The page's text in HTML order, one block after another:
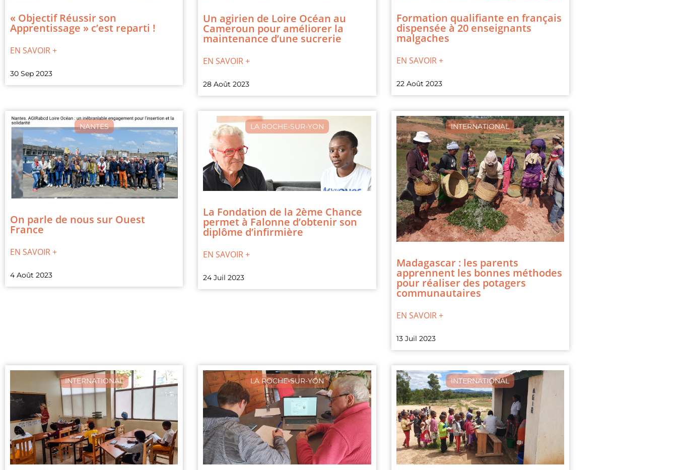
« Objectif Réussir son
Apprentissage » c’est reparti !
EN SAVOIR +
30 Sep 2023
Un agirien de Loire Océan au
Cameroun pour améliorer la
maintenance d’une sucrerie
EN SAVOIR +
28 Août 2023
Formation qualifiante en français
dispensée à 20 enseignants
malgaches
EN SAVOIR +
22 Août 2023
NANTES
On parle de nous sur Ouest
France
EN SAVOIR +
4 Août 2023
LA ROCHE-SUR-YON
La Fondation de la 2ème Chance
permet à Falonne d’obtenir son
diplôme d’infirmière
EN SAVOIR +
24 Juil 2023
INTERNATIONAL
Madagascar : les parents
apprennent les bonnes méthodes
pour réaliser des potagers
communautaires
EN SAVOIR +
13 Juil 2023
INTERNATIONAL LA ROCHE-SUR-YON INTERNATIONAL